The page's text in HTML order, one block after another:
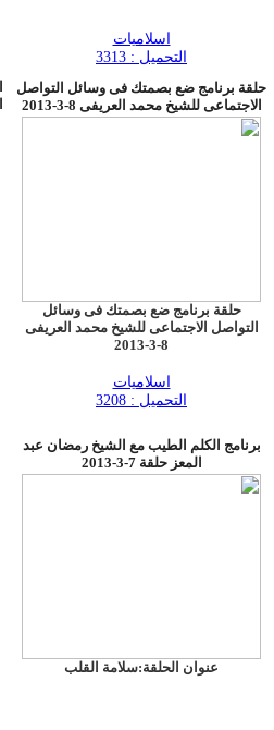
اسلاميات
التحميل : 3313
حلقة برنامج ضع بصمتك فى وسائل التواصل
الاجتماعى للشيخ محمد العريفى 8-3-2013
حلقة برنامج ضع بصمتك فى وسائل
التواصل الاجتماعى للشيخ محمد العريفى
8-3-2013
اسلاميات
التحميل : 3208
برنامج الكلم الطيب مع الشيخ رمضان عبد
المعز حلقة 7-3-2013
عنوان الحلقة:سلامة القلب